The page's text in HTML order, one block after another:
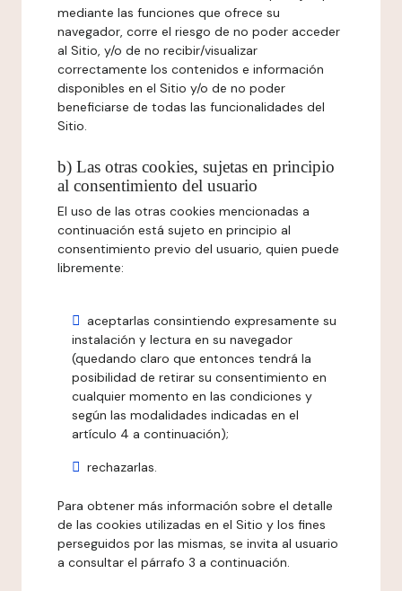
mediante las funciones que ofrece su
navegador, corre el riesgo de no poder acceder
al Sitio, y/o de no recibir/visualizar
correctamente los contenidos e información
disponibles en el Sitio y/o de no poder
beneficiarse de todas las funcionalidades del
Sitio.
b) Las otras cookies, sujetas en principio
al consentimiento del usuario
El uso de las otras cookies mencionadas a
continuación está sujeto en principio al
consentimiento previo del usuario, quien puede
libremente:
aceptarlas consintiendo expresamente su
instalación y lectura en su navegador
(quedando claro que entonces tendrá la
posibilidad de retirar su consentimiento en
cualquier momento en las condiciones y
según las modalidades indicadas en el
artículo 4 a continuación);
rechazarlas.
Para obtener más información sobre el detalle
de las cookies utilizadas en el Sitio y los fines
perseguidos por las mismas, se invita al usuario
a consultar el párrafo 3 a continuación.